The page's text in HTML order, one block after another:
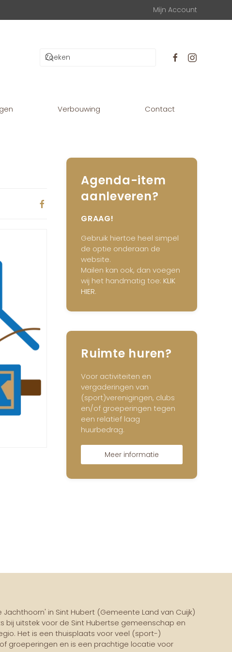
Mijn Account
Verbouwing Contact
Agenda-item
aanleveren?
GRAAG!
Gebruik hiertoe heel simpel
de optie onderaan de
website.
Mailen kan ook, dan voegen
wij het handmatig toe: KLIK
HIER.
Ruimte huren?
Voor activiteiten en
vergaderingen van
(sport)verenigingen, clubs
en/of groeperingen tegen
een relatief laag
huurbedrag.
Meer informatie
in Sint Hubert (Gemeente Land van Cuijk)
bij uitstek voor de Sint Hubertse gemeenschap en
Het is een thuisplaats voor veel (sport-)
groeperingen en is een prachtige locatie voor